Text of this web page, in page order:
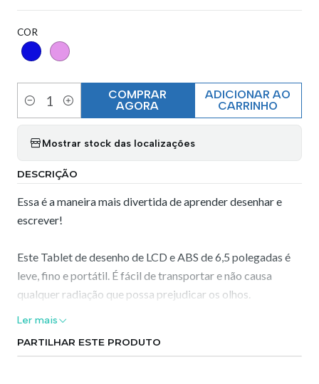
COR
Quantidade
ADICIONAR AO
CARRINHO
COMPRAR
AGORA
Mostrar stock das localizações
DESCRIÇÃO
Essa é a maneira mais divertida de aprender desenhar e
escrever!
Este Tablet de desenho de LCD e ABS de 6,5 polegadas é
leve, fino e portátil. É fácil de transportar e não causa
qualquer radiação que possa prejudicar os olhos.
bloqueio de botão, uma função de tela clara de botão e
Ler mais
PARTILHAR ESTE PRODUTO